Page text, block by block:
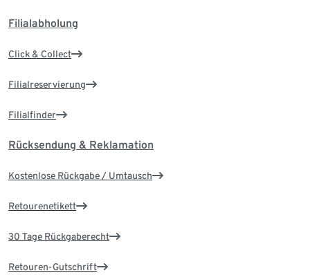
Filialabholung
Click & Collect
Filialreservierung
Filialfinder
Rücksendung & Reklamation
Kostenlose Rückgabe / Umtausch
Retourenetikett
30 Tage Rückgaberecht
Retouren-Gutschrift